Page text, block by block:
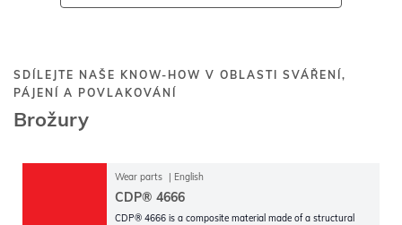
SDÍLEJTE NAŠE KNOW-HOW V OBLASTI SVÁŘENÍ,
PÁJENÍ A POVLAKOVÁNÍ
Brožury
Wear parts English
CDP® 4666
CDP® 4666 is a composite material made of a structural